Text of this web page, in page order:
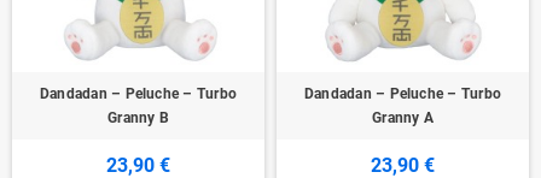
Dandadan – Peluche – Turbo
Granny B
23,90 €
Dandadan – Peluche – Turbo
Granny A
23,90 €